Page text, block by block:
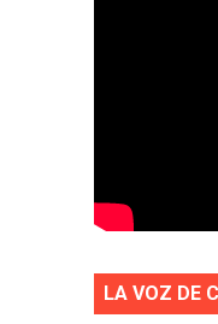
LA VOZ DE